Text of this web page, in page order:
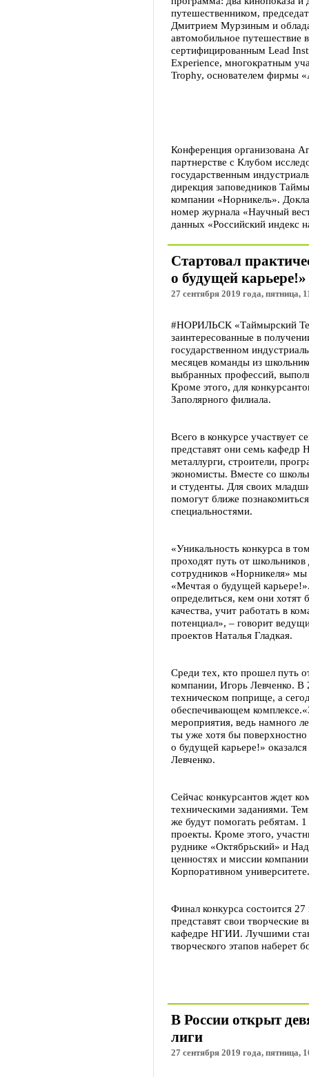
путешественником,
Дмитрием Мурзиным и
автомобильное путешествие
сертифицированным Lead
Experience, многократным
Trophy, основателем фирмы
Конференция организована
партнерстве с Клубом
государственным
дирекция заповедников
компании «Норникель».
номер журнала «Научный
данных «Российский индекс
Стартовал
о будущей карьере!»
27 сентября 2019 года, пятница,
#НОРИЛЬСК «Таймырский
заинтересованные в
государственном
месяцев команды из
выбранных профессий,
Кроме этого, для
Заполярного филиала.
Всего в конкурсе участвует
представят они семь кафедр
металлурги, строители,
экономисты. Вместе со
и студенты. Для своих
помогут ближе
специальностями.
«Уникальность конкурса в
проходят путь от
сотрудников «Норникеля»
«Мечтая о будущей
определиться, кем они хотят
качества, учит работать в
потенциал», – говорит
проектов Наталья Гладкая.
Среди тех, кто прошел путь
компании, Игорь Левченко. В
техническом поприще, а
обеспечивающем
мероприятия, ведь намного
ты уже хотя бы
о будущей карьере!»
Левченко.
Сейчас конкурсантов ждет
техническими заданиями.
же будут помогать ребятам.
проекты. Кроме этого,
руднике «Октябрьский» и
ценностях и миссии
Корпоративном университете.
Финал конкурса состоится
представят свои творческие
кафедре НГИИ. Лучшими
творческого этапов наберет
В России открыт
лиги
27 сентября 2019 года, пятница,